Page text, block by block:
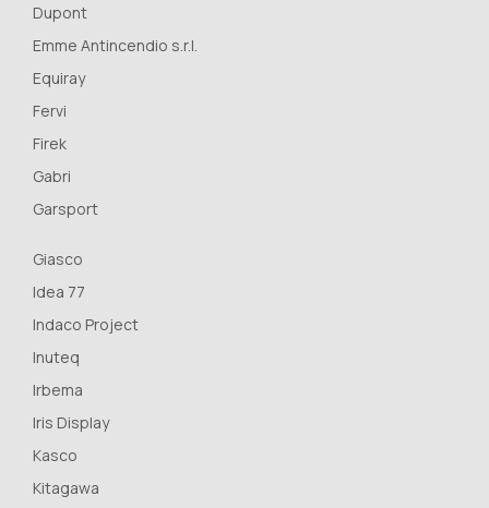
Dupont
Emme Antincendio s.r.l.
Equiray
Fervi
Firek
Gabri
Garsport
Giasco
Idea 77
Indaco Project
Inuteq
Irbema
Iris Display
Kasco
Kitagawa